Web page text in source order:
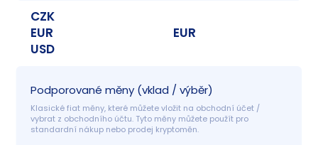
CZK
EUR
USD
EUR
Podporované měny (vklad / výběr)
Klasické fiat měny, které můžete vložit na obchodní účet /
vybrat z obchodního účtu. Tyto měny můžete použít pro
standardní nákup nebo prodej kryptoměn.